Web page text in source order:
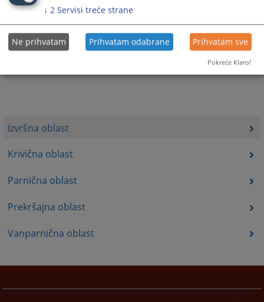
Izvršna oblast
Krivična oblast
Parnična oblast
Prekršajna oblast
Vanparnična oblast
↓ 2 Servisi treće strane
Ne prihvatam Prihvatam odabrane Prihvatam sve
Pokreće Klaro!